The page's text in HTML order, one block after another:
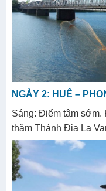
NGÀY 2: HUẾ –
Sáng: Điểm tâm sớm.
thăm Thánh Địa La